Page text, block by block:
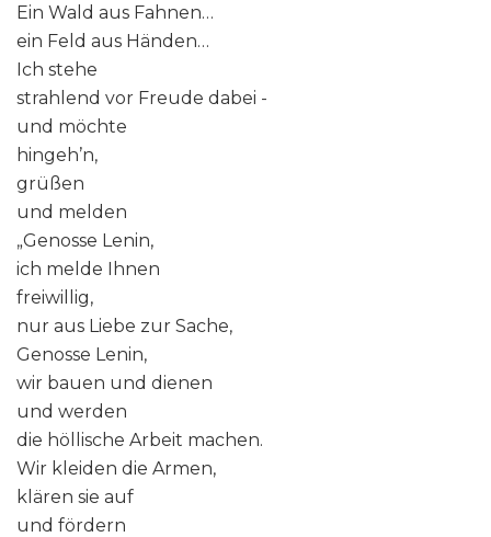
Ein Wald aus Fahnen…
ein Feld aus Händen…
Ich stehe
strahlend vor Freude dabei -
und möchte
hingeh’n,
grüßen
und melden
„Genosse Lenin,
ich melde Ihnen
freiwillig,
nur aus Liebe zur Sache,
Genosse Lenin,
wir bauen und dienen
und werden
die höllische Arbeit machen.
Wir kleiden die Armen,
klären sie auf
und fördern